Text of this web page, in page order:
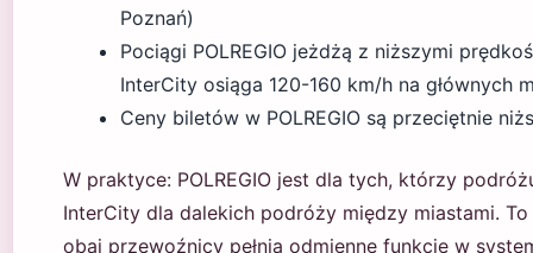
Poznań)
Pociągi POLREGIO jeżdżą z niższymi
InterCity osiąga 120-160 km/h na głównych
Ceny biletów w POLREGIO są przeciętnie
W praktyce: POLREGIO jest dla tych, którzy
InterCity dla dalekich podróży między miastami. To
obaj przewoźnicy pełnią odmienne funkcje w